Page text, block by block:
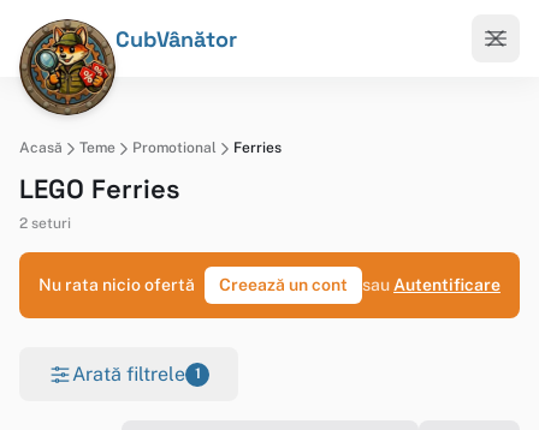
CubVânător
Acasă Teme Promotional Ferries
LEGO Ferries
2 seturi
Nu rata nicio ofertă Creează un cont sau Autentificare
Arată filtrele 1